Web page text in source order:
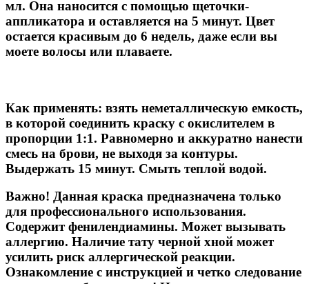
мл. Она наносится с помощью щеточки-
аппликатора и оставляется на 5 минут. Цвет
остается красивым до 6 недель, даже если вы
моете волосы или плаваете.
Как применять: взять неметаллическую емкость,
в которой соединить краску с окислителем в
пропорции 1:1. Равномерно и аккуратно нанести
смесь на брови, не выходя за контуры.
Выдержать 15 минут. Смыть теплой водой.
Важно! Данная краска предназначена только
для профессионального использования.
Содержит фенилендиамины. Может вызывать
аллергию. Наличие тату черной хной может
усилить риск аллергической реакции.
Ознакомление с инструкцией и четко следование